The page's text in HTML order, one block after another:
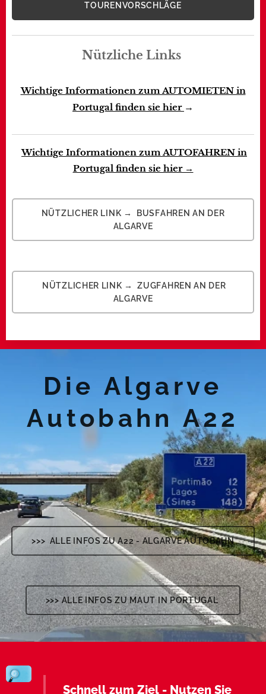
TOURENVORSCHLÄGE
Nützliche Links
Wichtige Informationen zum AUTOMIETEN in
Portugal finden sie hier →
Wichtige Informationen zum AUTOFAHREN in
Portugal finden sie hier →
NÜTZLICHER LINK → BUSFAHREN AN DER
ALGARVE
NÜTZLICHER LINK → ZUGFAHREN AN DER
ALGARVE
Die Algarve
Autobahn A22
>>> ALLE INFOS ZU A22 - ALGARVE AUTOBAHN
>>> ALLE INFOS ZU MAUT IN PORTUGAL
Schnell zum Ziel - Nutzen Sie